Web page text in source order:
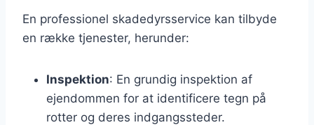
En professionel skadedyrsservice kan tilbyde
en række tjenester, herunder:
Inspektion: En grundig inspektion af
ejendommen for at identificere tegn på
rotter og deres indgangssteder.